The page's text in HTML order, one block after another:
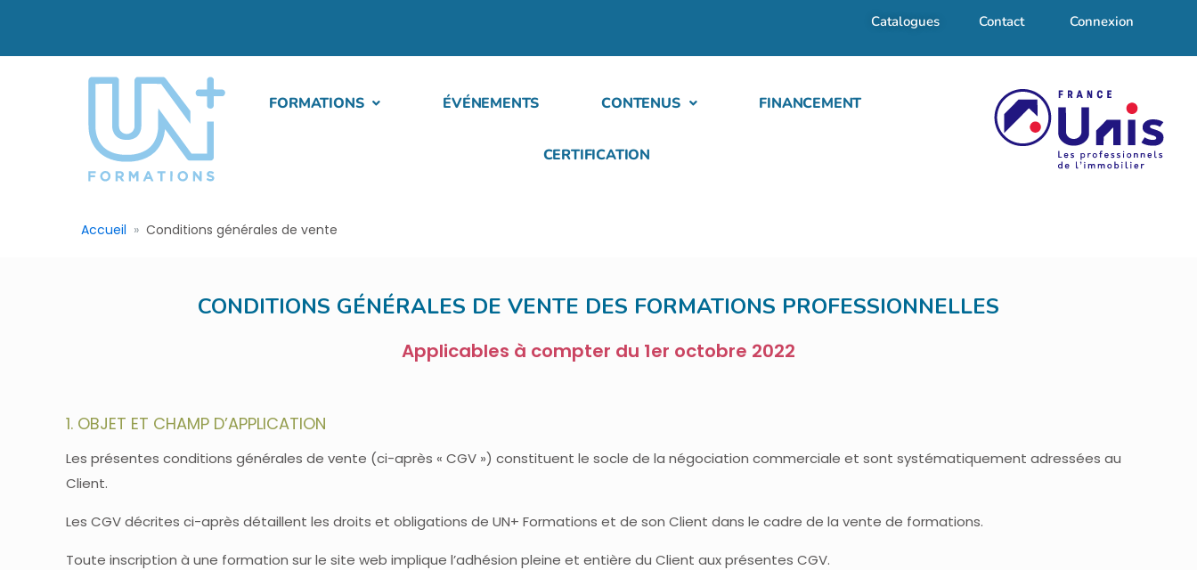
Catalogues Contact Connexion
FORMATIONS ÉVÉNEMENTS CONTENUS FINANCEMENT
CERTIFICATION
Accueil Conditions générales de vente
CONDITIONS GÉNÉRALES DE VENTE DES FORMATIONS PROFESSIONNELLES
Applicables à compter du 1er octobre 2022
1. OBJET ET CHAMP D’APPLICATION
Les présentes conditions générales de vente (ci-après « CGV ») constituent le socle de la négociation commerciale et sont systématiquement adressées au
Client.
Les CGV décrites ci-après détaillent les droits et obligations de UN+ Formations et de son Client dans le cadre de la vente de formations.
Toute inscription à une formation sur le site web implique l’adhésion pleine et entière du Client aux présentes CGV.